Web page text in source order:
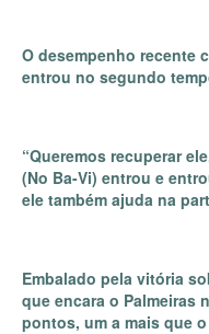
O desempenho recente
entrou no segundo
“Queremos recuperar
(No Ba-Vi) entrou e
ele também ajuda na
Embalado pela vitória
que encara o Palmeiras
pontos, um a mais que